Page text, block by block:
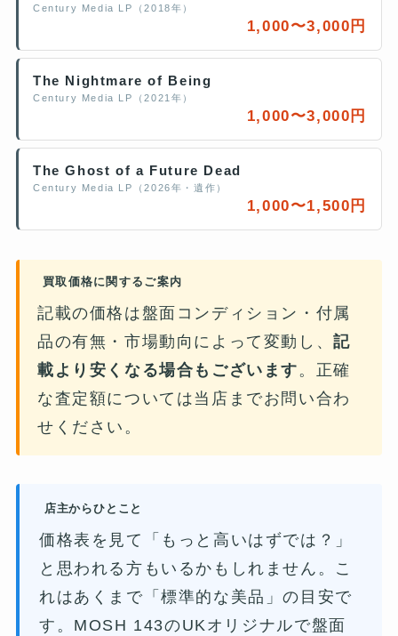
Century Media LP（2018年）
1,000〜3,000円
The Nightmare of Being
Century Media LP（2021年）
1,000〜3,000円
The Ghost of a Future Dead
Century Media LP（2026年・遺作）
1,000〜1,500円
買取価格に関するご案内
記載の価格は盤面コンディション・付属
品の有無・市場動向によって変動し、記
載より安くなる場合もございます 。正確
な査定額については当店までお問い合わ
せください。
店主からひとこと
価格表を見て「もっと高いはずでは？」
と思われる方もいるかもしれません。こ
れはあくまで「標準的な美品」の目安で
す。MOSH 143のUKオリジナルで盤面